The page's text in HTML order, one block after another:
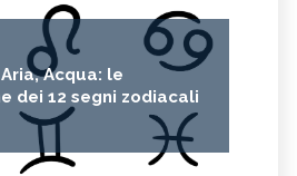
Acqua: le
dei 12 segni zodiacali